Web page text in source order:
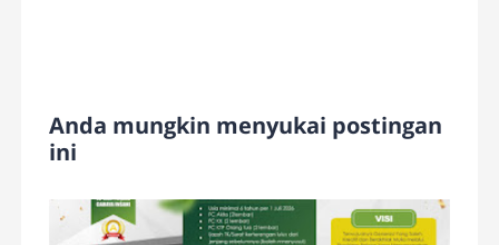
Anda mungkin menyukai postingan
ini